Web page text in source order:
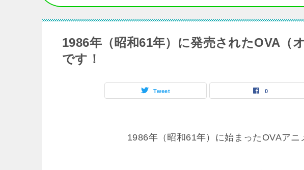
1986年（昭和61年）に発売されたOVA（
です！
Tweet 0
1986年（昭和61年）に始まったOVAアニ